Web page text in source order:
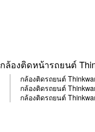
กล้องติดหน้ารถยนต์
กล้องติดรถยนต์
กล้องติดรถยนต์
กล้องติดรถยนต์